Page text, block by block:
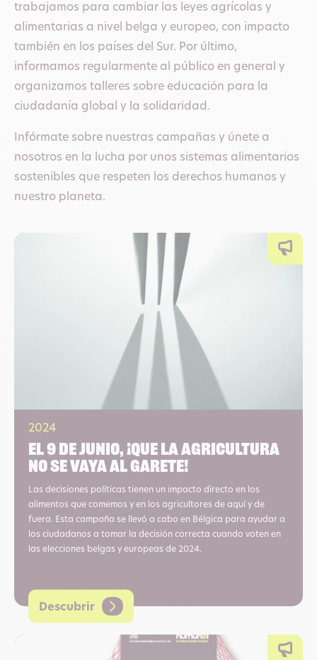
trabajamos para cambiar las leyes agrícolas y
alimentarias a nivel belga y europeo, con impacto
también en los países del Sur. Por último,
informamos regularmente al público en general y
organizamos talleres sobre educación para la
ciudadanía global y la solidaridad.
Infórmate sobre nuestras campañas y únete a
nosotros en la lucha por unos sistemas alimentarios
sostenibles que respeten los derechos humanos y
nuestro planeta.
2024
El 9 de junio, ¡que la agricultura
no se vaya al garete!
Las decisiones políticas tienen un impacto directo en los
alimentos que comemos y en los agricultores de aquí y de
fuera. Esta campaña se llevó a cabo en Bélgica para ayudar a
los ciudadanos a tomar la decisión correcta cuando voten en
las elecciones belgas y europeas de 2024.
Descubrir